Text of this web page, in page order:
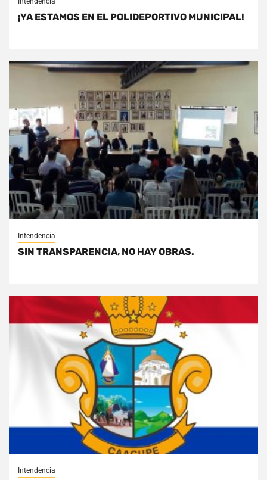
¡YA ESTAMOS EN EL POLIDEPORTIVO MUNICIPAL!
Intendencia
SIN TRANSPARENCIA, NO HAY OBRAS.
Intendencia